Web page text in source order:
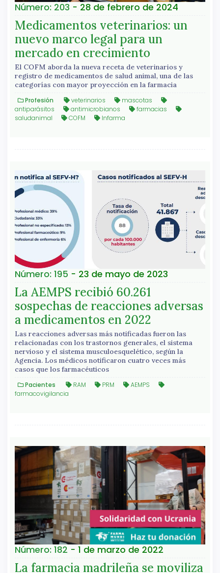
Número: 203 - 28 de febrero de 2024
Medicamentos veterinarios: un
nuevo marco legal para un
mercado en crecimiento
El COFM aborda la nueva receta de veterinarios y
registro de medicamentos de salud animal, una de las
categorías con mayor proyección en la farmacia
Profesión veterinarios
mascotas
antiparásitos
antimicrobianos
farmacias
saludanimal
COFM Infarma
Número: 195 - 23 de mayo de 2023
La AEMPS recibió 60.261
sospechas de reacciones adversas
a medicamentos en 2022
Las reacciones adversas más notificadas fueron las
relacionadas con los trastornos generales, el sistema
nervioso y el sistema musculoesquelético, según la
Agencia. Los médicos notificaron cuatro veces más
casos que los farmacéuticos
Pacientes RAM PRM
AEMPS
farmacovigilancia
Número: 182 - 1 de marzo de 2022
La farmacia madrileña se moviliza